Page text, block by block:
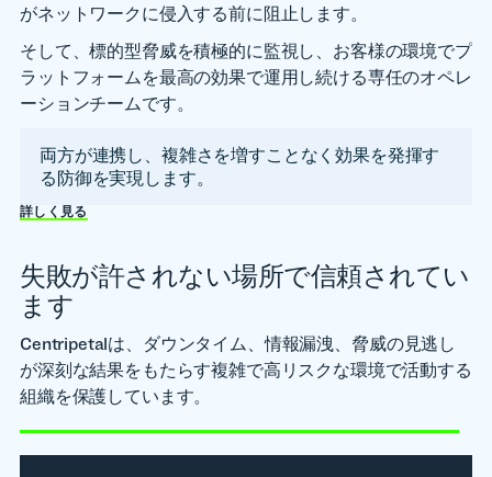
がネットワークに侵入する前に阻止します。
そして、標的型脅威を積極的に監視し、お客様の環境でプ
ラットフォームを最高の効果で運用し続ける専任のオペレ
ーションチームです。
両方が連携し、複雑さを増すことなく効果を発揮す
る防御を実現します。
詳しく見る
失敗が許されない場所で信頼されてい
ます
Centripetalは、ダウンタイム、情報漏洩、脅威の見逃し
が深刻な結果をもたらす複雑で高リスクな環境で活動する
組織を保護しています。